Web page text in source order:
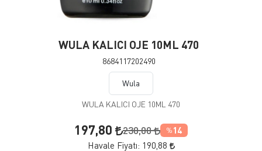
WULA KALICI OJE 10ML 470
8684117202490
Wula
WULA KALICI OJE 10ML 470
197,80 230,00 % 14
Havale Fiyatı: 190,88